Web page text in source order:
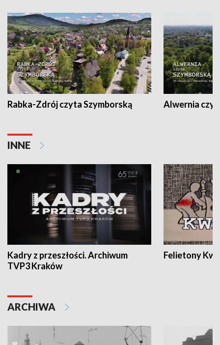
Rabka-Zdrój czyta Szymborską Alwernia
INNE
Kadry z przeszłości. Archiwum
TVP3 Kraków
Felietony
ARCHIWA